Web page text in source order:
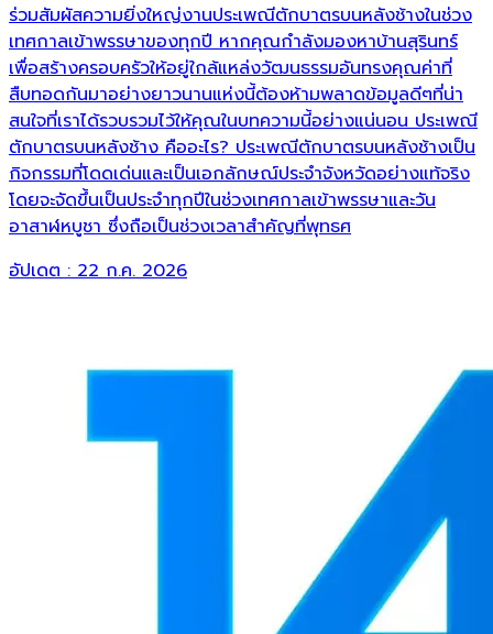
ร่วมสัมผัสความยิ่งใหญ่งานประเพณีตักบาตรบนหลังช้างในช่วง
เทศกาลเข้าพรรษาของทุกปี หากคุณกำลังมองหาบ้านสุรินทร์
เพื่อสร้างครอบครัวให้อยู่ใกล้แหล่งวัฒนธรรมอันทรงคุณค่าที่
สืบทอดกันมาอย่างยาวนานแห่งนี้ต้องห้ามพลาดข้อมูลดีๆที่น่า
สนใจที่เราได้รวบรวมไว้ให้คุณในบทความนี้อย่างแน่นอน ประเพณี
ตักบาตรบนหลังช้าง คืออะไร? ประเพณีตักบาตรบนหลังช้างเป็น
กิจกรรมที่โดดเด่นและเป็นเอกลักษณ์ประจำจังหวัดอย่างแท้จริง
โดยจะจัดขึ้นเป็นประจำทุกปีในช่วงเทศกาลเข้าพรรษาและวัน
อาสาฬหบูชา ซึ่งถือเป็นช่วงเวลาสำคัญที่พุทธศ
อัปเดต :22 ก.ค. 2026